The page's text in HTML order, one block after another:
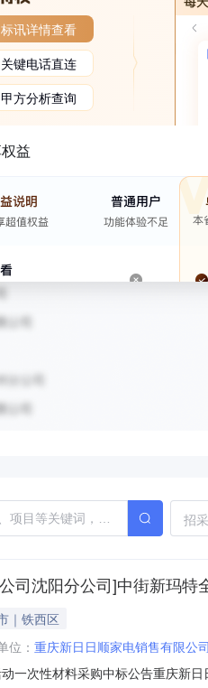
标讯详情查看
关键电话直连
甲方分析查询
益
招
司沈阳分公司]中街新玛
｜铁西区
位： 重庆新日日顺家电销售有限公
一次性材料采购中标公告重庆新